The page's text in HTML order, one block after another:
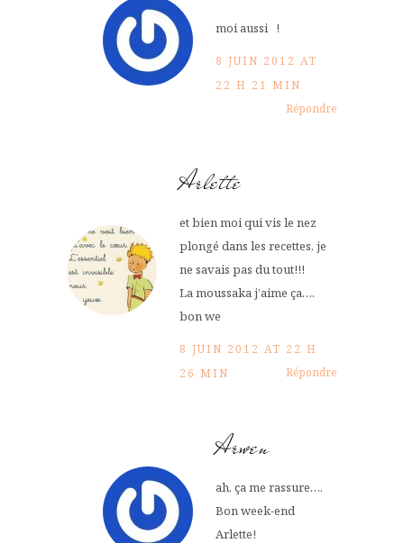
moi aussi !
8 JUIN 2012 AT
22 H 21 MIN
Répondre
Arlette
et bien moi qui vis le nez
plongé dans les recettes, je
ne savais pas du tout!!!
La moussaka j’aime ça….
bon we
8 JUIN 2012 AT 22 H
26 MIN
Répondre
Arwen
ah, ça me rassure….
Bon week-end
Arlette!